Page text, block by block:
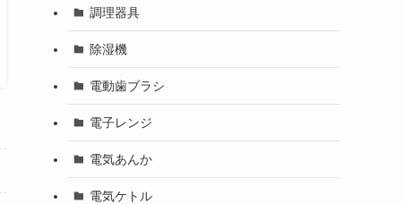
調理器具
除湿機
電動歯ブラシ
電子レンジ
電気あんか
電気ケトル